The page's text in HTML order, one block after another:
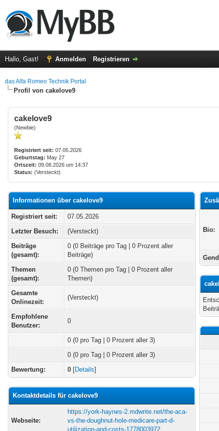
Hallo, Gast! Anmelden Registrieren
das Alfa Romeo Technik Portal
Profil von cakelove9
cakelove9
(Newbie)
Registriert seit: 07.05.2026
Geburtstag: May 27
Ortszeit: 09.08.2026 um 14:37
Status: (Versteckt)
Informationen über cakelove9
Registriert seit:
07.05.2026
Letzter Besuch:
(Versteckt)
Beiträge
(gesamt):
0 (0 Beiträge pro Tag | 0 Prozent aller
Beiträge)
Themen
(gesamt):
0 (0 Themen pro Tag | 0 Prozent aller
Themen)
Gesamte
Onlinezeit:
(Versteckt)
Empfohlene
Benutzer:
0
0 (0 pro Tag | 0 Prozent aller 3)
0 (0 pro Tag | 0 Prozent aller 3)
Bewertung:
0 [Details]
Kontaktdetails für cakelove9
Webseite:
https://york-haynes-2.mdwrite.net/the-aca-
vs-the-doughnut-hole-medicare-part-d-
utilization-and-costs-1778003972
Bio: